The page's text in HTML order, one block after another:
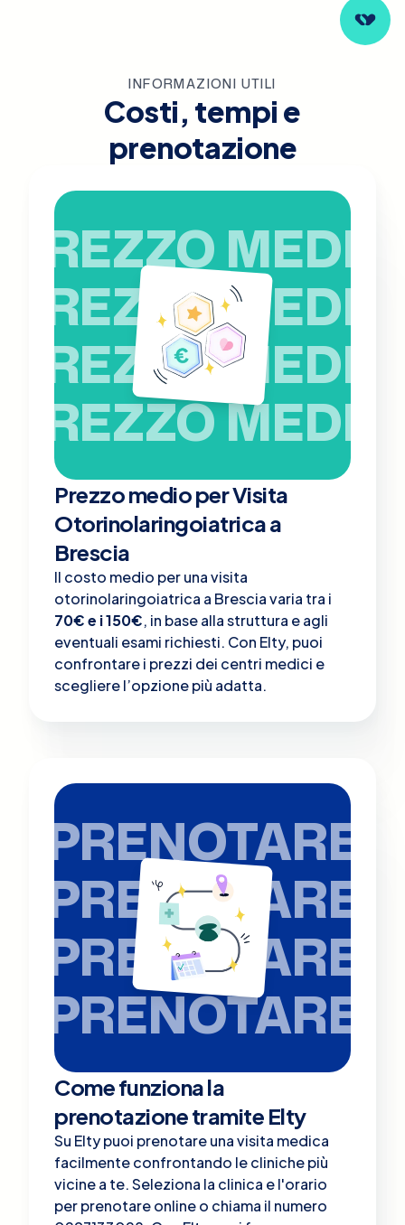
INFORMAZIONI UTILI
Costi, tempi e
prenotazione
PREZZO MEDIO
PREZZO MEDIO
PREZZO MEDIO
PREZZO MEDIO
Prezzo medio per Visita
Otorinolaringoiatrica a
Brescia
Il costo medio per una visita
otorinolaringoiatrica a Brescia varia tra i
70€ e i 150€, in base alla struttura e agli
eventuali esami richiesti. Con Elty, puoi
confrontare i prezzi dei centri medici e
scegliere l’opzione più adatta.
PRENOTARE
PRENOTARE
PRENOTARE
PRENOTARE
Come funziona la
prenotazione tramite Elty
Su Elty puoi prenotare una visita medica
facilmente confrontando le cliniche più
vicine a te. Seleziona la clinica e l'orario
per prenotare online o chiama il numero